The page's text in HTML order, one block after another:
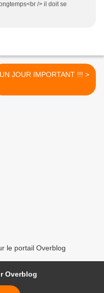
/> il doit se
UN JOUR IMPORTANT !!! >
le portail Overblog
Overblog